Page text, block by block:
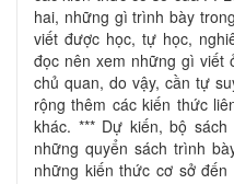
hai, những gì trình bày
viết được học, tự học,
đọc nên xem những gì viết
chủ quan, do vậy, cần tự
rộng thêm các kiến thức
khác. *** Dự kiến, bộ sách
những quyển sách trình
những kiến thức cơ sở